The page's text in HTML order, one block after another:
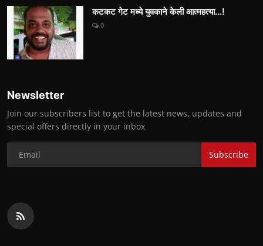
कटकट गेट मध्ये युवकाने केली आत्महत्या...!
0
Newsletter
Join our subscribers list to get the latest news, updates and
special offers directly in your inbox
Subscribe